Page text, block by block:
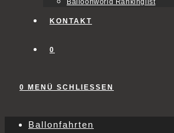
Balloonworld Rankinglist
KONTAKT
0
0 MENÜ SCHLIESSEN
Ballonfahrten